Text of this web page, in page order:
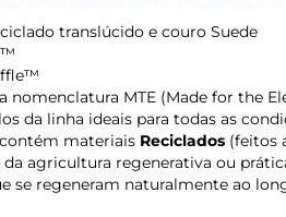
translúcido e couro Suede
nomenclatura MTE (Made for the
da linha ideais para todas as
materiais Reciclados (feitos
da agricultura regenerativa ou
se regeneram naturalmente ao